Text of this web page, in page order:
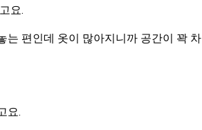
요.
는 편인데 옷이 많아지니까 공간이 꽉 차
요.